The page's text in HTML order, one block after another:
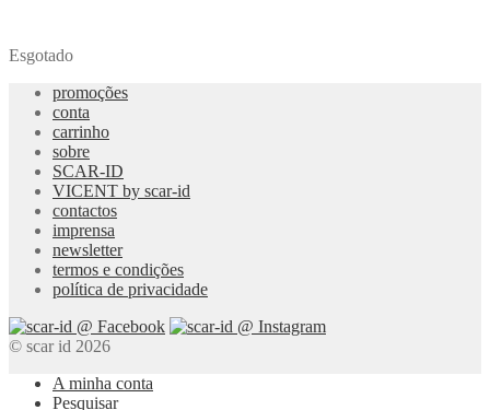
Esgotado
promoções
conta
carrinho
sobre
SCAR-ID
VICENT by scar-id
contactos
imprensa
newsletter
termos e condições
política de privacidade
© scar id 2026
A minha conta
Pesquisar